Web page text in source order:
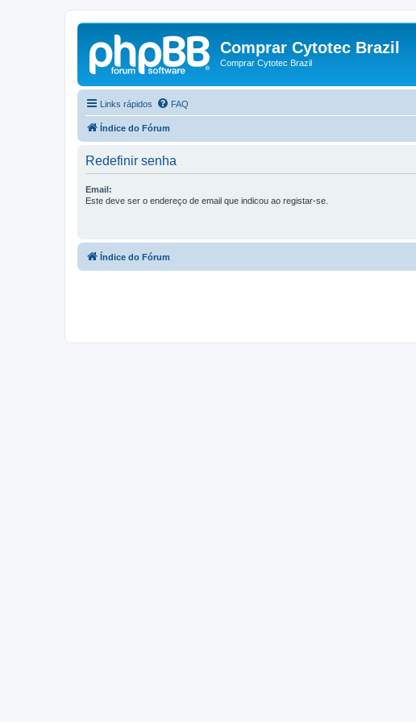
Comprar Cytotec Brazil
Comprar Cytotec Brazil
Links rápidos FAQ
Índice do Fórum
Redefinir senha
Email:
Este deve ser o endereço de email que indicou ao registar-se.
Índice do Fórum